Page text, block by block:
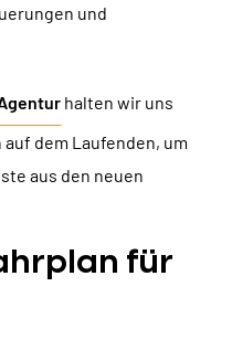
und
halten wir uns
dem Laufenden, um
aus den neuen
für